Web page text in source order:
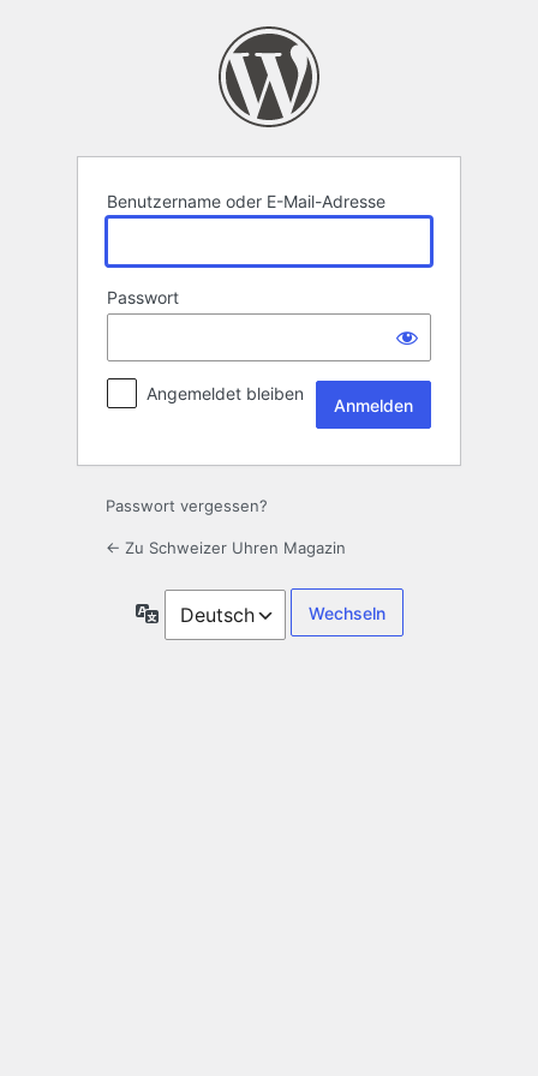
Benutzername oder E-Mail-Adresse
Passwort
Angemeldet bleiben
Passwort vergessen?
← Zu Schweizer Uhren Magazin
Sprache